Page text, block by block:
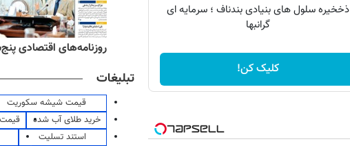
ذخخیره سلول های بنیادی بندناف ؛ سرمایه ای
گرانبها
کلیک کن!
روزنامه‌های اقتصادی پنج‌شنبه ۱۵
تبلیغات
قیمت شیشه سکوریت
خرید طلای آب شده
استند تسلیت